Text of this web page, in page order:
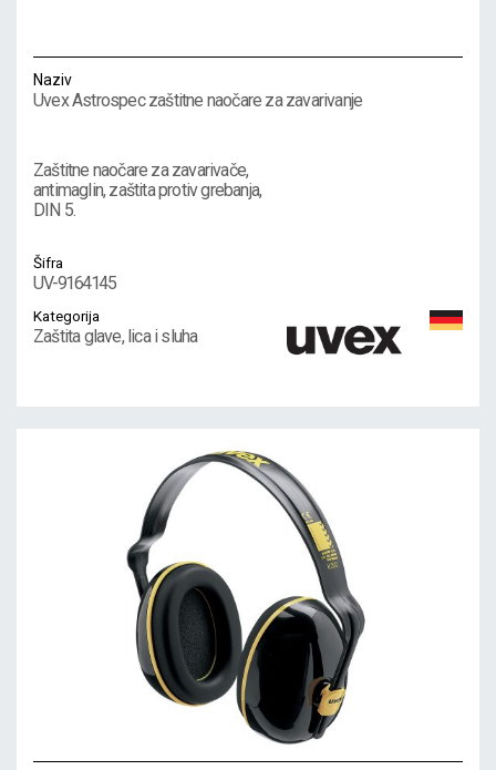
Naziv
Uvex Astrospec zaštitne naočare za zavarivanje
Zaštitne naočare za zavarivače,
antimaglin, zaštita protiv grebanja,
DIN 5.
Šifra
UV-9164145
Kategorija
Zaštita glave, lica i sluha